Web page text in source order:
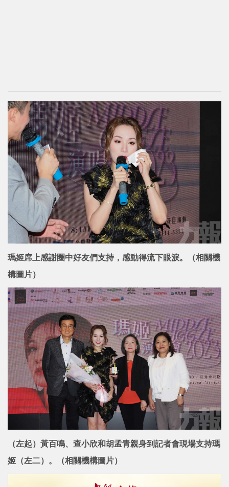
瑪姬席上感謝圈中好友們支持，感動得流下眼淚。（相關機
構圖片）
（左起）黃百鳴、查小欣和胡孟青親身到記者會現場支持瑪
姬（左二）。（相關機構圖片）